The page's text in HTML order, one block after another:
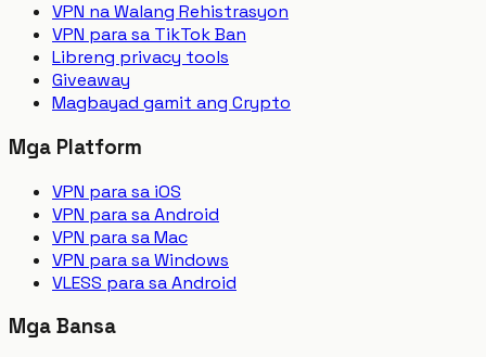
VPN na Walang Rehistrasyon
VPN para sa TikTok Ban
Libreng privacy tools
Giveaway
Magbayad gamit ang Crypto
Mga Platform
VPN para sa iOS
VPN para sa Android
VPN para sa Mac
VPN para sa Windows
VLESS para sa Android
Mga Bansa